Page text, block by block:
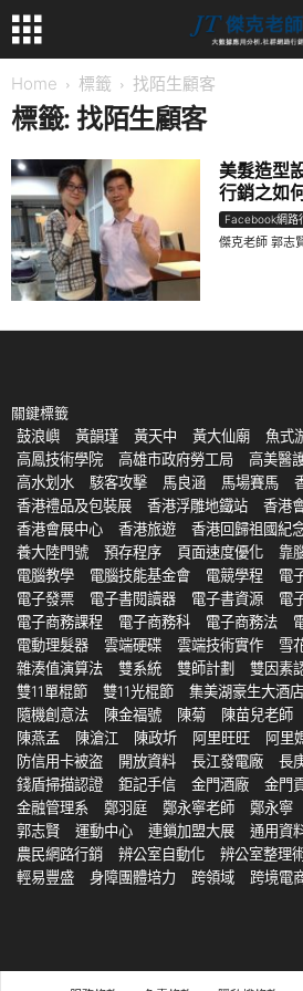
Home 標籤 找陌生顧客
標籤: 找陌生顧客
美髮造型
行銷之如
Facebook網路
傑克老師 郭志
關鍵標籤
鼓浪嶼
黃韻瑾 黃天中 黃大仙廟 魚式
高鳳技術學院
高雄市政府勞工局 高美醫
高水划水
駭客攻擊 馬良涵 馬場賽馬
香港禮品及包裝展
香港浮雕地鐵站
香港
香港會展中心
香港旅遊 香港回歸祖國紀
養大陸門號
預存程序 頁面速度優化 靠
電腦教學
電腦技能基金會 電競學程
電
電子發票
電子書閱讀器 電子書資源 電
電子商務課程
電子商務科 電子商務法
電動理髮器
雲端硬碟 雲端技術實作 雪
雜湊值演算法
雙系統 雙師計劃 雙因素
雙11單棍節
雙11光棍節 集美湖豪生大酒店
隨機創意法
陳金福號 陳菊 陳苗兒老師
陳燕孟
陳滄江 陳政圻 阿里旺旺 阿里
防信用卡被盗
開放資料 長江發電廠 長
錢盾掃描認證
鉅記手信 金門酒廠 金門
金融管理系
鄭羽庭 鄭永寧老師 鄭永寧
郭志賢
運動中心 連鎖加盟大展 通用資
農民網路行銷
辨公室自動化 辨公室整理
輕易豐盛
身障團體培力 跨領域 跨境電